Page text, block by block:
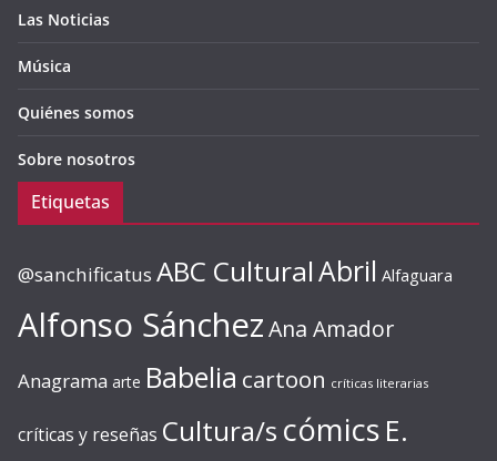
Las Noticias
Música
Quiénes somos
Sobre nosotros
Etiquetas
@sanchificatus ABC CulturalAbril Alfaguara
Alfonso SánchezAna Amador
Anagrama arte Babelia cartoon críticas literarias
críticas y reseñas Cultura/s cómics E.